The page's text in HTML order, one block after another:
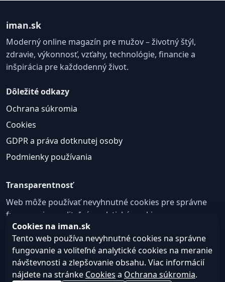
iman.sk
Moderný online magazín pre mužov – životný štýl,
zdravie, výkonnosť, vzťahy, technológie, financie a
inšpirácia pre každodenný život.
Dôležité odkazy
Ochrana súkromia
Cookies
GDPR a práva dotknutej osoby
Podmienky používania
Transparentnosť
Web môže používať nevyhnutné cookies pre správne
fungovanie a voliteľné analytické cookies na
zlepšovanie obsahu a používateľskej skúsenosti.
Nastavenie cookies
© 2026 Web design, tvorba webu a SEO –Consultee,
Cookies na iman.sk
Tento web používa nevyhnutné cookies na správne
fungovanie a voliteľné analytické cookies na meranie
návštevnosti a zlepšovanie obsahu. Viac informácií
nájdete na stránke Cookies a Ochrana súkromia.